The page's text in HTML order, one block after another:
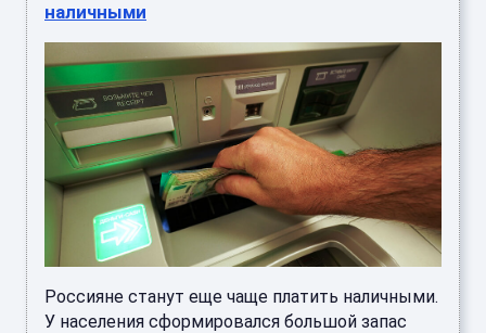
наличными
Россияне станут еще чаще платить наличными.
У населения сформировался большой запас